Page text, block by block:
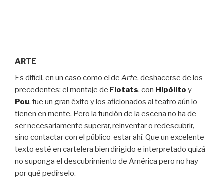
ARTE
Es difícil, en un caso como el de Arte, deshacerse de los
precedentes: el montaje de Flotats, con Hipólito y
Pou, fue un gran éxito y los aficionados al teatro aún lo
tienen en mente. Pero la función de la escena no ha de
ser necesariamente superar, reinventar o redescubrir,
sino contactar con el público, estar ahí. Que un excelente
texto esté en cartelera bien dirigido e interpretado quizá
no suponga el descubrimiento de América pero no hay
por qué pedírselo.